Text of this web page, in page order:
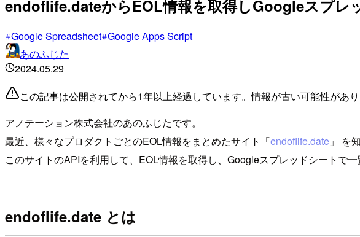
endoflife.dateからEOL情報を取得しGoogleスプレ
Google Spreadsheet Google Apps Script
あのふじた
2024.05.29
この記事は公開されてから1年以上経過しています。情報が古い可能性があ
アノテーション株式会社のあのふじたです。
最近、様々なプロダクトごとのEOL情報をまとめたサイト「endoflife.date 」 を
このサイトのAPIを利用して、EOL情報を取得し、Googleスプレッドシートで一
endoflife.date とは